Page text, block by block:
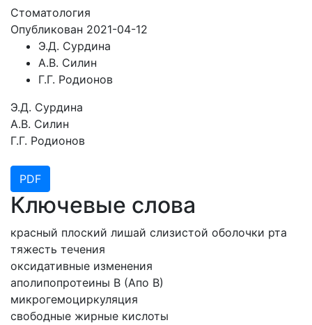
Стоматология
Опубликован 2021-04-12
Э.Д. Сурдина
А.В. Силин
Г.Г. Родионов
Э.Д. Сурдина
А.В. Силин
Г.Г. Родионов
PDF
Ключевые слова
красный плоский лишай слизистой оболочки рта
тяжесть течения
оксидативные изменения
аполипопротеины В (Апо В)
микрогемоциркуляция
свободные жирные кислоты